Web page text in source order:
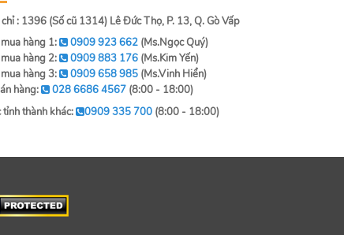
: 1396 (Số cũ 1314) Lê Đức Thọ, P. 13, Q. Gò Vấp
hàng 1:
0909 923 662 (Ms.Ngọc Quý)
hàng 2:
0909 883 176 (Ms.Kim Yến)
hàng 3:
0909 658 985 (Ms.Vinh Hiển)
hàng:
028 6686 4567 (8:00 - 18:00)
tỉnh thành khác:
0909 335 700 (8:00 - 18:00)